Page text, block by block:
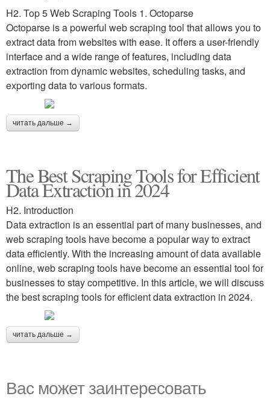
H2. Top 5 Web Scraping Tools 1. Octoparse
Octoparse is a powerful web scraping tool that allows you to
extract data from websites with ease. It offers a user-friendly
interface and a wide range of features, including data
extraction from dynamic websites, scheduling tasks, and
exporting data to various formats.
читать дальше →
The Best Scraping Tools for Efficient
Data Extraction in 2024
H2. Introduction
Data extraction is an essential part of many businesses, and
web scraping tools have become a popular way to extract
data efficiently. With the increasing amount of data available
online, web scraping tools have become an essential tool for
businesses to stay competitive. In this article, we will discuss
the best scraping tools for efficient data extraction in 2024.
читать дальше →
Вас может заинтересовать